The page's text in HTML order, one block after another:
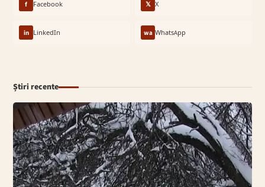
f Facebook 𝕏 X
in LinkedIn wa WhatsApp
Știri recente